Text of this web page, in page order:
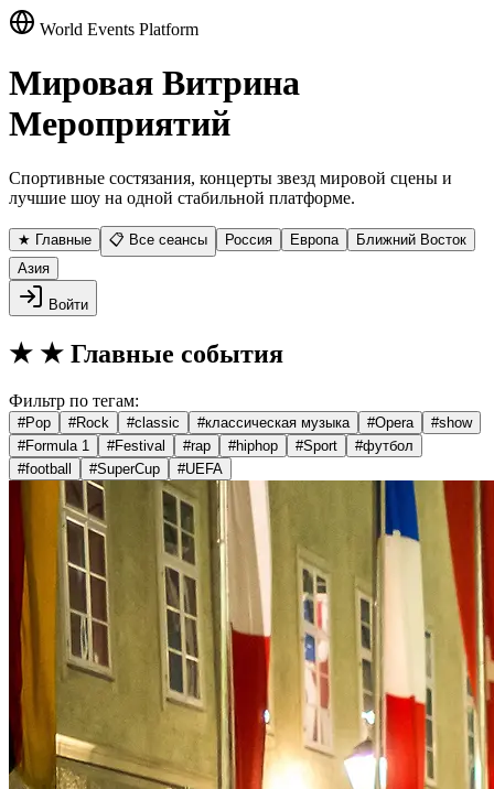
World Events Platform
Мировая Витрина
Мероприятий
Спортивные состязания, концерты звезд мировой сцены и
лучшие шоу на одной стабильной платформе.
★ Главные 📋 Все сеансы Россия Европа
Ближний Восток
Азия
Войти
★ ★ Главные события
Фильтр по тегам:
#Pop #Rock #classic #классическая музыка #Opera #show
#Formula 1 #Festival #rap #hiphop #Sport #футбол
#football #SuperCup #UEFA